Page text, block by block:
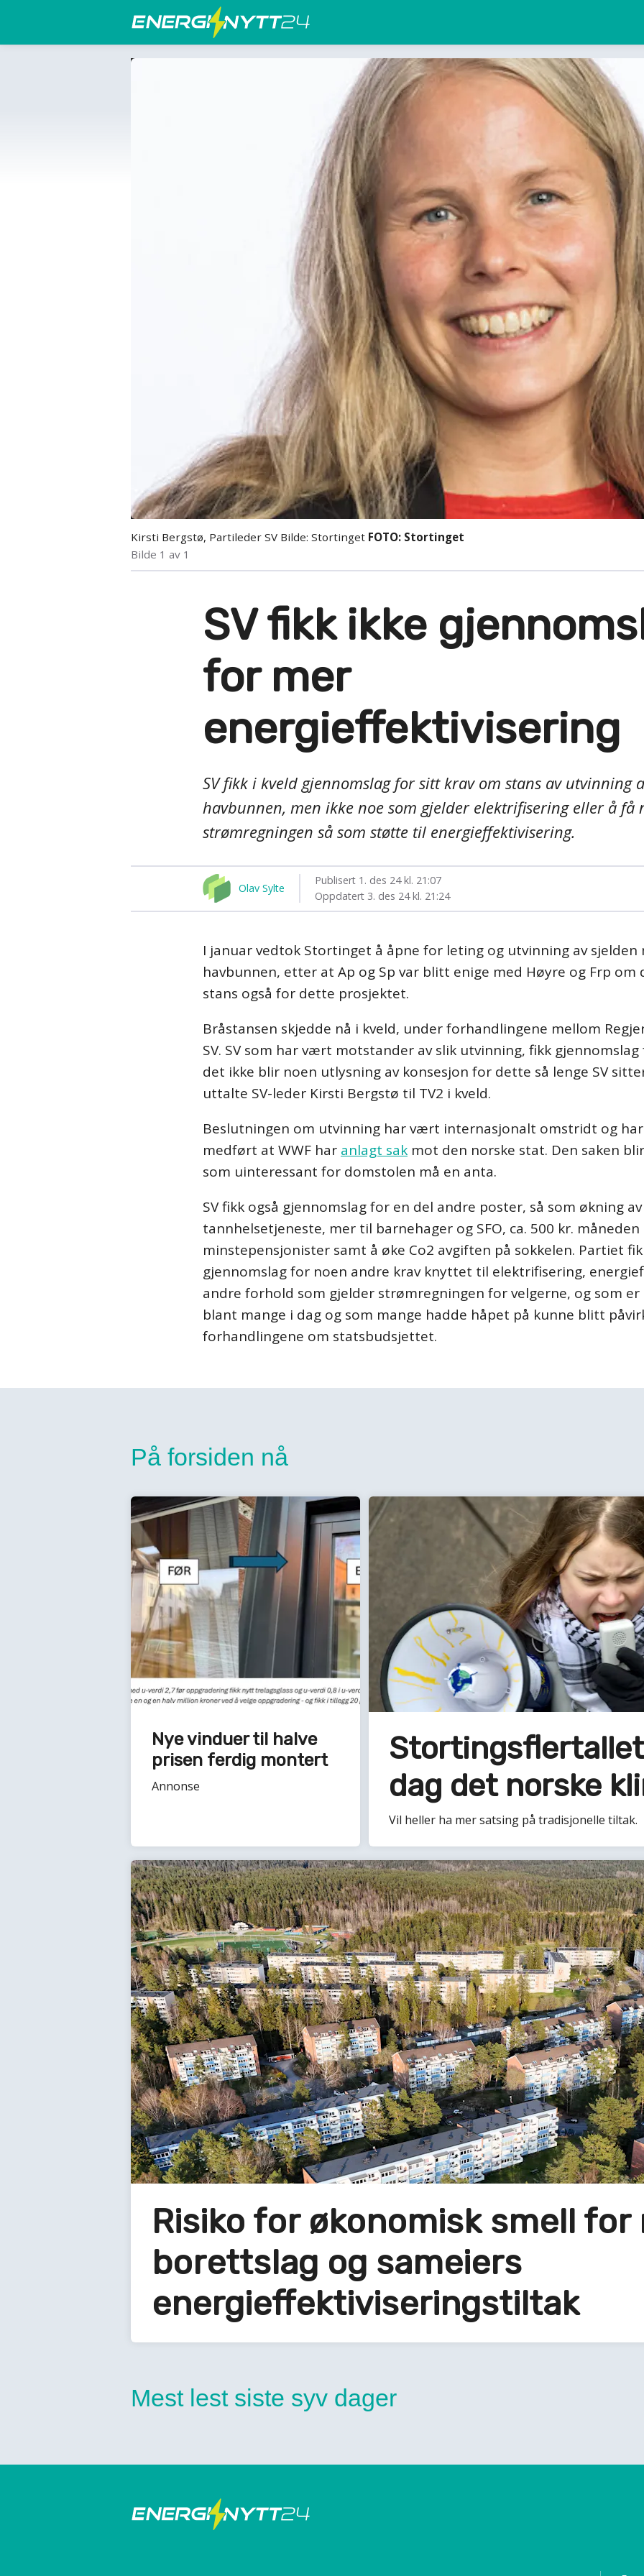
Kirsti Bergstø, Partileder SV Bilde: Stortinget FOTO: Stortinget
Bilde 1 av 1
SV fikk ikke
for mer
energieffektivisering
SV fikk i kveld gjennomslag for sitt krav om stans av utvinning
havbunnen, men ikke noe som gjelder elektrifisering eller å få
strømregningen så som støtte til energieffektivisering.
Olav Sylte
Publisert 1. des 24 kl. 21:07
Oppdatert 3. des 24 kl. 21:24
I januar vedtok Stortinget å åpne for leting og utvinning av sjelden
havbunnen, etter at Ap og Sp var blitt enige med Høyre og Frp om
stans også for dette prosjektet.
Bråstansen skjedde nå i kveld, under forhandlingene mellom
SV. SV som har vært motstander av slik utvinning, fikk
det ikke blir noen utlysning av konsesjon for dette så lenge SV
uttalte SV-leder Kirsti Bergstø til TV2 i kveld.
Beslutningen om utvinning har vært internasjonalt omstridt og
medført at WWF har anlagt sak mot den norske stat. Den saken
som uinteressant for domstolen må en anta.
SV fikk også gjennomslag for en del andre poster, så som økning
tannhelsetjeneste, mer til barnehager og SFO, ca. 500 kr.
minstepensjonister samt å øke Co2 avgiften på sokkelen. Partiet
gjennomslag for noen andre krav knyttet til elektrifisering,
andre forhold som gjelder strømregningen for velgerne, og som
blant mange i dag og som mange hadde håpet på kunne blitt
forhandlingene om statsbudsjettet.
På forsiden nå
Nye vinduer til halve
prisen ferdig montert
Annonse
dag det norske
Vil heller ha mer satsing på tradisjonelle tiltak.
Risiko for økonomisk smell for
borettslag og sameiers
energieffektiviseringstiltak
Mest lest siste syv dager